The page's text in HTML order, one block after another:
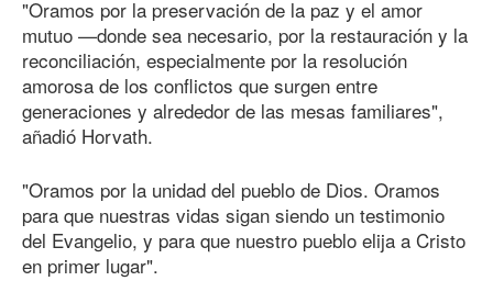
"Oramos por la preservación de la paz y el amor
mutuo —donde sea necesario, por la restauración y la
reconciliación, especialmente por la resolución
amorosa de los conflictos que surgen entre
generaciones y alrededor de las mesas familiares",
añadió Horvath.
"Oramos por la unidad del pueblo de Dios. Oramos
para que nuestras vidas sigan siendo un testimonio
del Evangelio, y para que nuestro pueblo elija a Cristo
en primer lugar".